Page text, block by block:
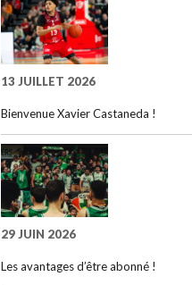
13 JUILLET 2026
Bienvenue Xavier Castaneda !
29 JUIN 2026
Les avantages d’être abonné !